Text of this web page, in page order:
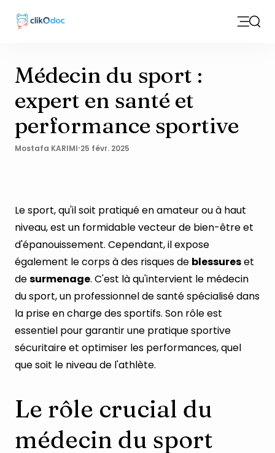
Médecin du sport :
expert en santé et
performance sportive
Mostafa KARIMI·25 févr. 2025
Le sport, qu'il soit pratiqué en amateur ou à haut
niveau, est un formidable vecteur de bien-être et
d'épanouissement. Cependant, il expose
également le corps à des risques de blessureset
desurmenage. C'est là qu'intervient le médecin
du sport, un professionnel de santé spécialisé dans
la prise en charge des sportifs. Son rôle est
essentiel pour garantir une pratique sportive
sécuritaire et optimiser les performances, quel
que soit le niveau de l'athlète.
Le rôle crucial du
médecin du sport